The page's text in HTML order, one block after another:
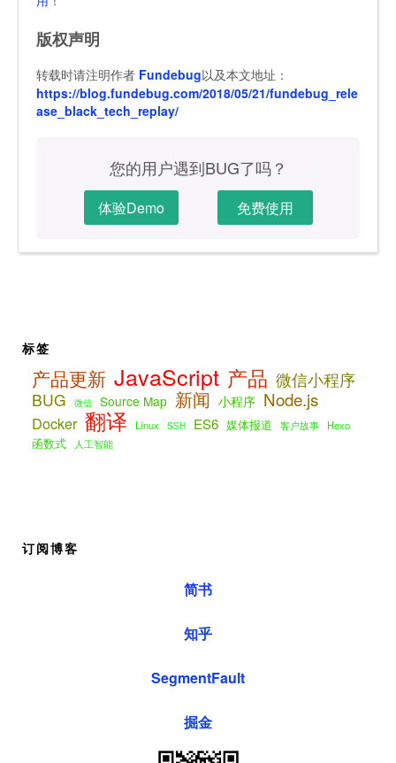
版权声明
转载时请注明作者 Fundebug以及本文地址：
https://blog.fundebug.com/2018/05/21/fundebug_rele
ase_black_tech_replay/
您的用户遇到BUG了吗？
体验Demo 免费使用
标签
产品更新 JavaScript 产品 微信小程序
BUG
微信 Source Map 新闻 小程序 Node.js
Docker 翻译 Linux SSH ES6 媒体报道 客户故事 Hexo
函数式 人工智能
订阅博客
简书
知乎
SegmentFault
掘金